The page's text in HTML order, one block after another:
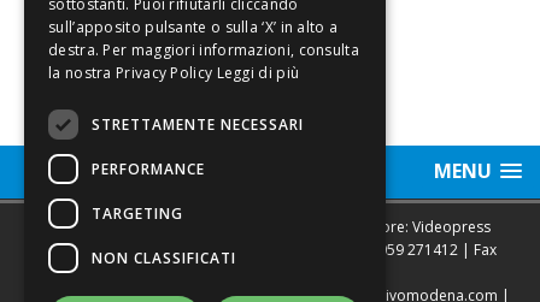
MENU
Sede legale, Redazione, pubblicità e annunci Editore: Videopress
Modena S.r.l. via Emilia Est, 402/6 - Modena | Tel.
059 271412 | Fax
Direttore Resp. Giovanni Botti | email:redazione@vivomodena.com |
Leggi di più
STRETTAMENTE NECESSARI
PERFORMANCE
TARGETING
NON CLASSIFICATI